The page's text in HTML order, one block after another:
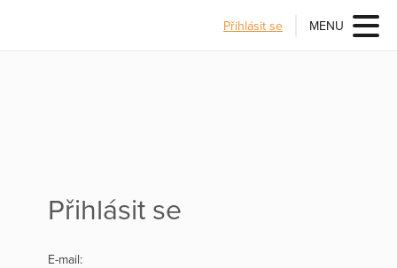
Přihlásit se MENU
Přihlásit se
E-mail: